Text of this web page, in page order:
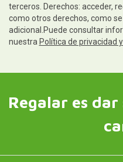
terceros. Derechos: acceder,
como otros derechos, como
adicional.Puede consultar
nuestra Política de privacidad
Regalar es